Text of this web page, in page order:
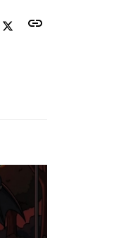
link